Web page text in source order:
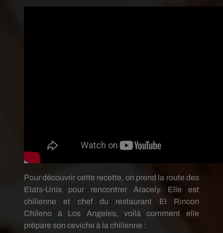
Pour découvrir cette recette, on prend la route des
Etats-Unis pour rencontrer Aracely. Elle est
chilienne et chef du restaurant El Rincon
Chileno à Los Angeles, voilà comment elle
prépare son ceviche à la chilienne :